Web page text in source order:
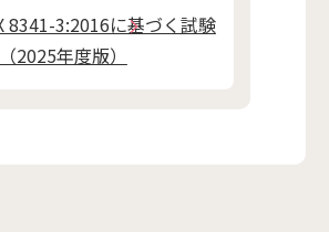
8341-3:2016に基づく試験
2025年度版）